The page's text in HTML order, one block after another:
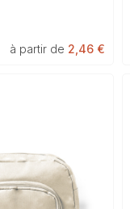
à partir de 2,46 €